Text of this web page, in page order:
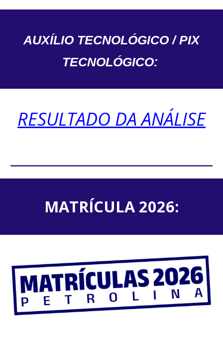
AUXÍLIO TECNOLÓGICO / PIX
TECNOLÓGICO:
RESULTADO DA ANÁLISE
MATRÍCULA 2026: